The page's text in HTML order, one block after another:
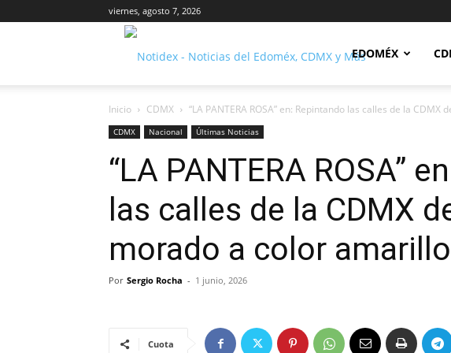
viernes, agosto 7, 2026
Notidex
EDOMÉX
Inicio CDMX “LA PANTERA ROSA” en: Repintando las calles de la CDMX
CDMX Nacional Últimas Noticias
“LA PANTERA ROSA”
las calles de la CDMX
morado a color
Por Sergio Rocha - 1 junio, 2026
Cuota